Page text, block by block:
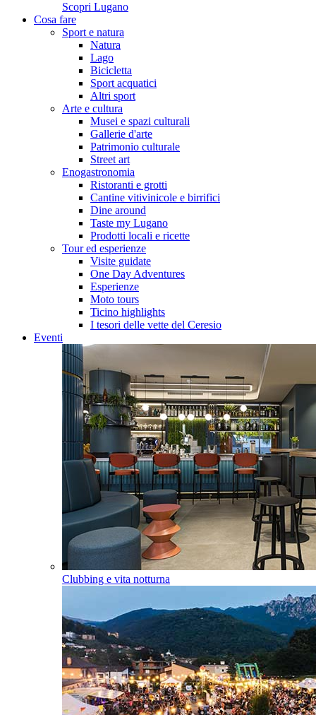
Scopri Lugano
Cosa fare
Sport e natura
Natura
Lago
Bicicletta
Sport acquatici
Altri sport
Arte e cultura
Musei e spazi culturali
Gallerie d'arte
Patrimonio culturale
Street art
Enogastronomia
Ristoranti e grotti
Cantine vitivinicole e birrifici
Dine around
Taste my Lugano
Prodotti locali e ricette
Tour ed esperienze
Visite guidate
One Day Adventures
Esperienze
Moto tours
Ticino highlights
I tesori delle vette del Ceresio
Eventi
Clubbing e vita notturna